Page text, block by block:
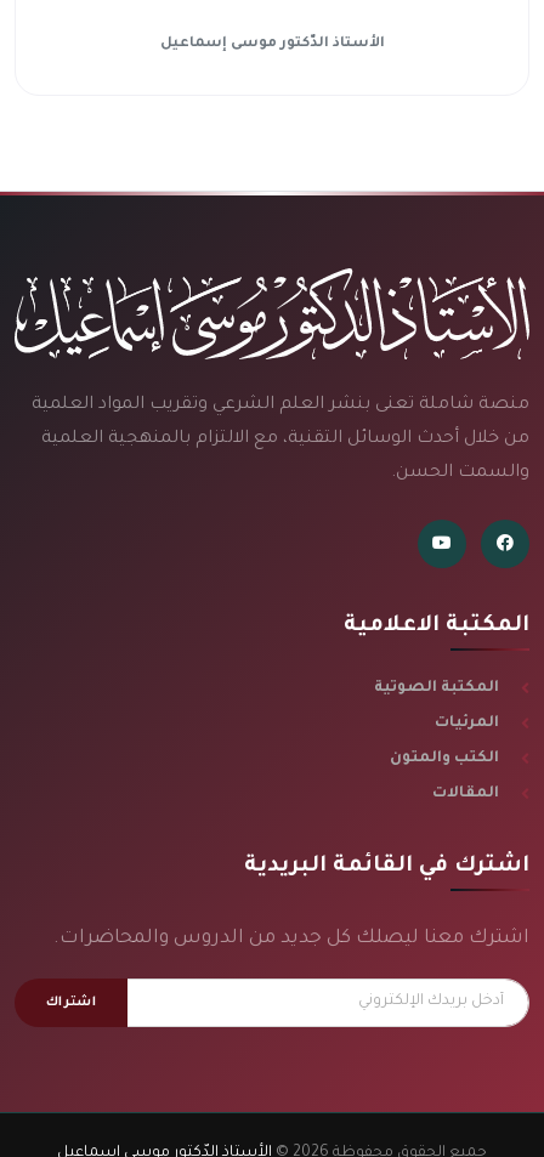
الأستاذ الدّكتور موسى إسماعيل
منصة شاملة تعنى بنشر العلم الشرعي وتقريب المواد العلمية
من خلال أحدث الوسائل التقنية، مع الالتزام بالمنهجية العلمية
والسمت الحسن.
المكتبة الاعلامية
المكتبة الصوتية
المرئيات
الكتب والمتون
المقالات
اشترك في القائمة البريدية
اشترك معنا ليصلك كل جديد من الدروس والمحاضرات.
اشتراك
جميع الحقوق محفوظة 2026 © الأستاذ الدّكتور موسى إسماعيل